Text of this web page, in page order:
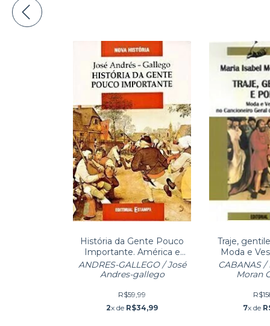
História da Gente Pouco
Importante. América e
Europa até 1789.
ANDRES-GALLEGO / José
Andres-gallego
R$59,99
2x de R$34,99
Traje,
Moda e
CABANAS /
Moran
7x de